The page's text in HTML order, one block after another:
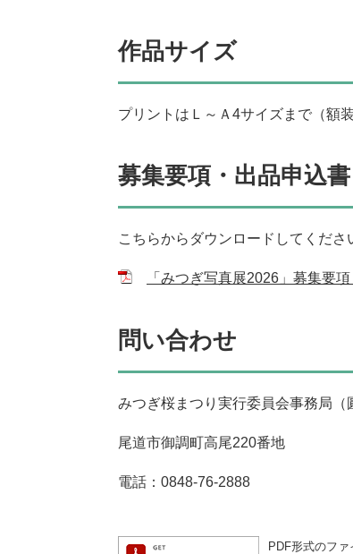
作品サイズ
プリントはＬ～Ａ4サイズまで（額
募集要項・出品申込書
こちらからダウンロードしてくださ
「みつぎ写真展2026」募集要
問い合わせ
みつぎ桜まつり実行委員会事務局（
尾道市御調町高尾220番地
電話：0848-76-2888
PDF形式のフ